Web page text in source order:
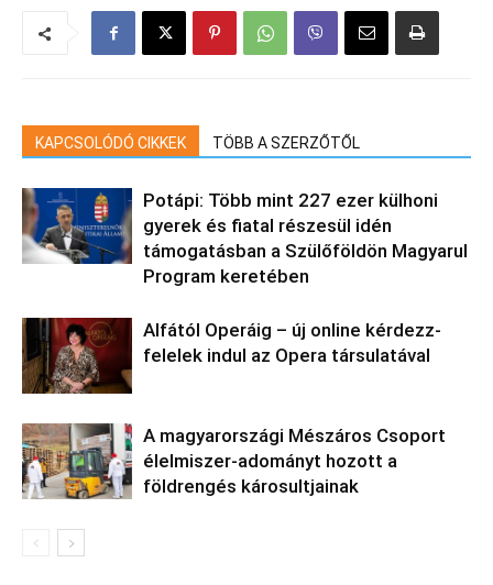
KAPCSOLÓDÓ CIKKEK TÖBB A SZERZŐTŐL
Potápi: Több mint 227 ezer külhoni
gyerek és fiatal részesül idén
támogatásban a Szülőföldön Magyarul
Program keretében
Alfától Operáig – új online kérdezz-
felelek indul az Opera társulatával
A magyarországi Mészáros Csoport
élelmiszer-adományt hozott a
földrengés károsultjainak